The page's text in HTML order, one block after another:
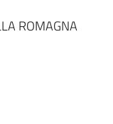
ROMAGNA